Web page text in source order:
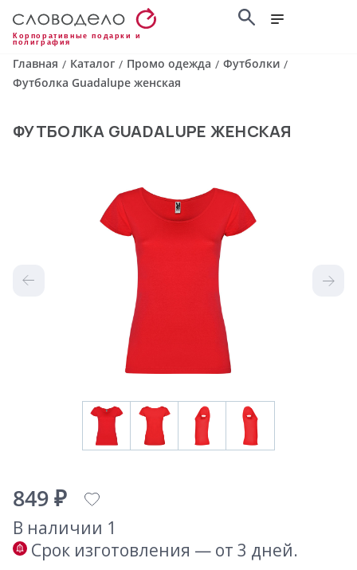
Корпоративные подарки и
полиграфия
Главная / Каталог / Промо одежда / Футболки /
Футболка Guadalupe женская
ФУТБОЛКА GUADALUPE ЖЕНСКАЯ
849 ₽
В наличии 1
Срок изготовления — от 3 дней.